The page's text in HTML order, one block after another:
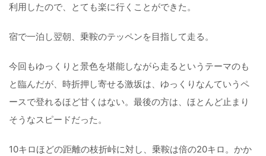
利用したので、とても楽に行くことができた。
宿で一泊し翌朝、乗鞍のテッペンを目指して走る。
今回もゆっくりと景色を堪能しながら走るというテーマのも
と臨んだが、時折押し寄せる激坂は、ゆっくりなんていうペ
ースで登れるほど甘くはない。最後の方は、ほとんど止まり
そうなスピードだった。
10キロほどの距離の枝折峠に対し、乗鞍は倍の20キロ。かか